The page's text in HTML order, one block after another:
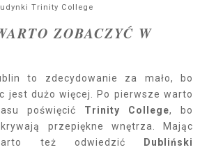
Trinity College
ZOBACZYĆ W
to zdecydowanie za mało, bo
jest dużo więcej. Po pierwsze warto
poświęcić Trinity College, bo
przepiękne wnętrza. Mając
też odwiedzić
Dubliński